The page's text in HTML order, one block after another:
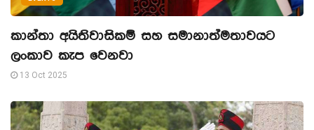
කාන්තා අයිතිවාසිකම් සහ සමානාත්මතාවයට
ලංකාව කැප වෙනවා
13 Oct 2025